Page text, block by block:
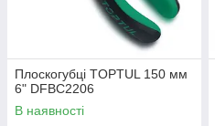
Плоскогубці TOPTUL 150 мм
6" DFBC2206
В наявності